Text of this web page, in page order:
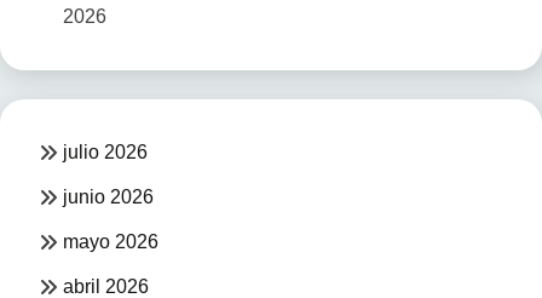
2026
julio 2026
junio 2026
mayo 2026
abril 2026